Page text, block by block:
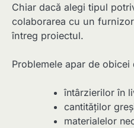
Chiar dacă alegi tipul
colaborarea cu un
întreg proiectul.
Problemele apar de obicei
întârzierilor în
cantităților
materialelor